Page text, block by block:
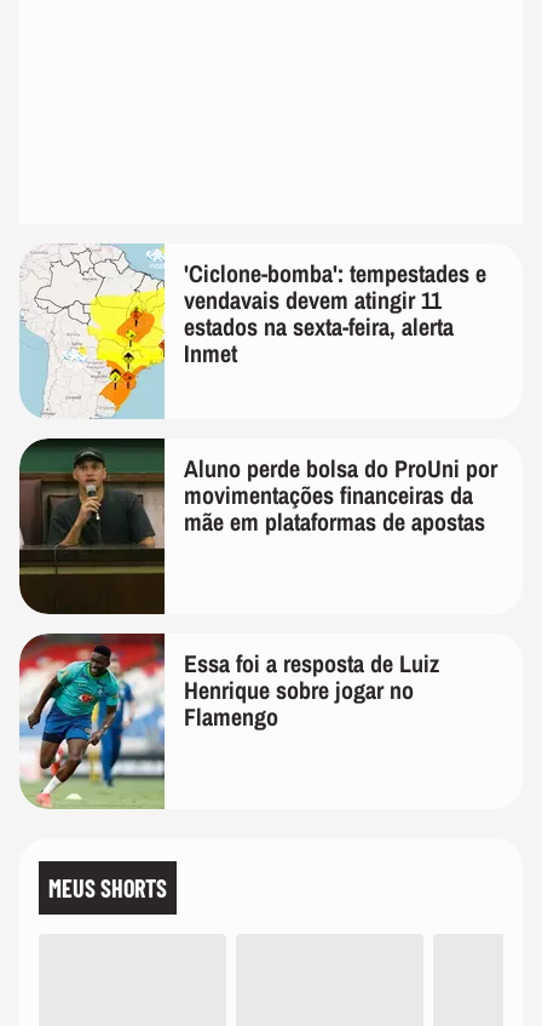
'Ciclone-bomba': tempestades e
vendavais devem atingir 11
estados na sexta-feira, alerta
Inmet
Aluno perde bolsa do ProUni por
movimentações financeiras da
mãe em plataformas de apostas
Essa foi a resposta de Luiz
Henrique sobre jogar no
Flamengo
MEUS SHORTS